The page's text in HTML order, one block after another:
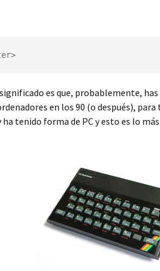
es que, probablemente,
en los 90 (o después),
ha tenido forma de PC y esto es lo